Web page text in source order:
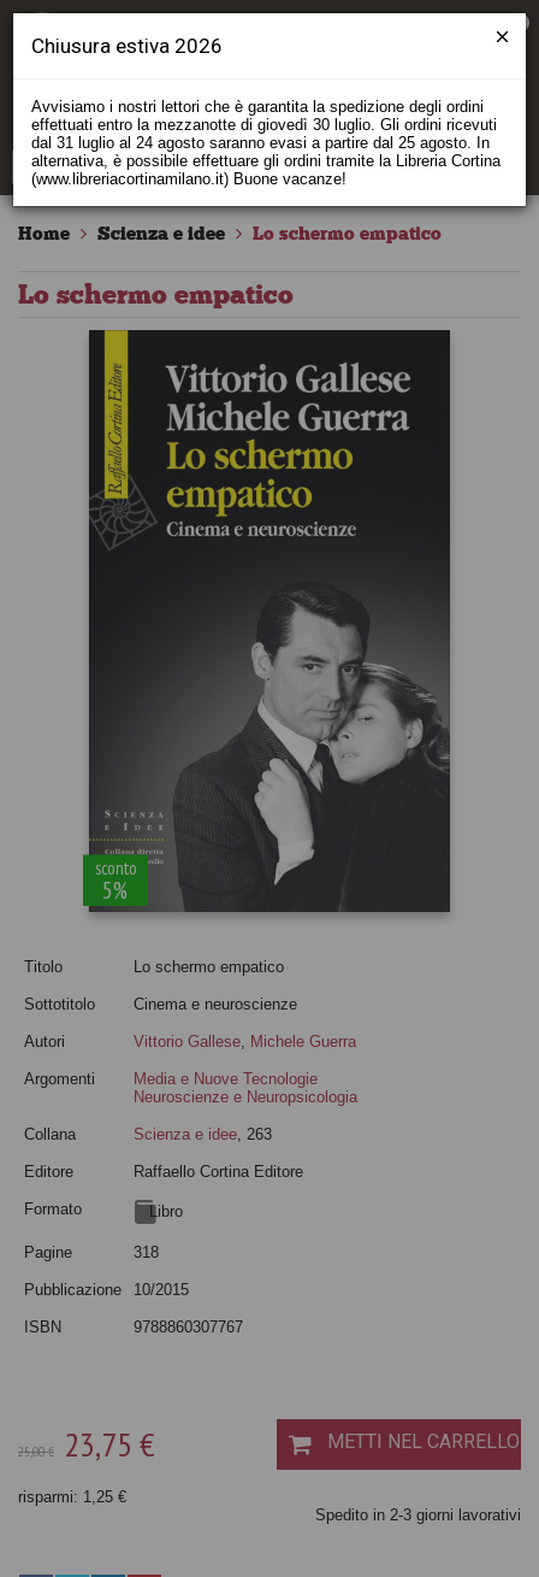
Home Scienza e idee Lo schermo empatico
Lo schermo empatico
sconto
5%
Titolo Lo schermo empatico
Sottotitolo Cinema e neuroscienze
Autori Vittorio Gallese Michele Guerra
Argomenti
Media e Nuove Tecnologie
Neuroscienze e Neuropsicologia
Collana Scienza e idee , 263
Editore Raffaello Cortina Editore
Formato Libro
Pagine 318
Pubblicazione 10/2015
ISBN 9788860307767
25,00 € 23,75 € METTI NEL CARRELLO
risparmi: 1,25 €
Spedito in 2-3 giorni lavorativi
Chiusura estiva 2026
Avvisiamo i nostri lettori che è garantita la spedizione degli ordini
effettuati entro la mezzanotte di giovedì 30 luglio. Gli ordini ricevuti
dal 31 luglio al 24 agosto saranno evasi a partire dal 25 agosto. In
alternativa, è possibile effettuare gli ordini tramite la Libreria Cortina
(www.libreriacortinamilano.it) Buone vacanze!